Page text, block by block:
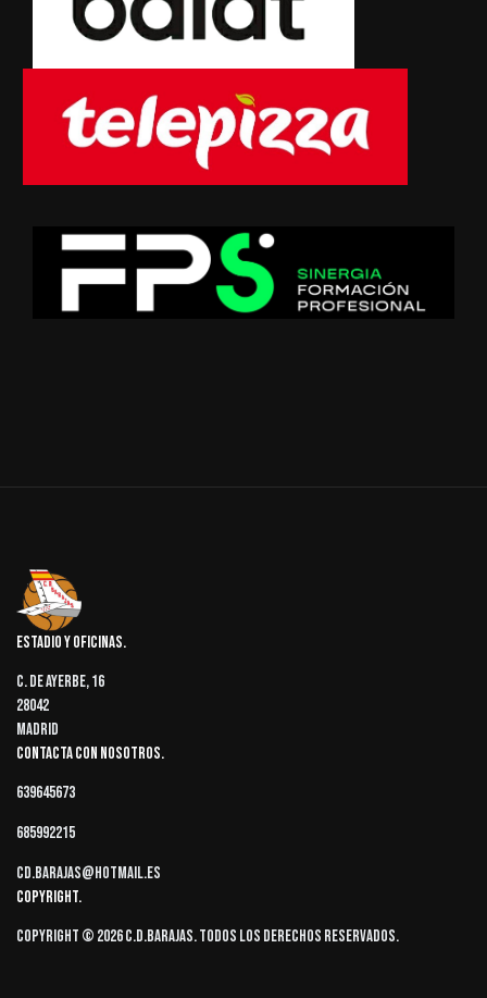
Estadio y oficinas
C. de Ayerbe, 16
28042
Madrid
Contacta con nosotros
639645673
685992215
cd.barajas@hotmail.es
Copyright
Copyright © 2026 C.D.Barajas. Todos los derechos reservados.